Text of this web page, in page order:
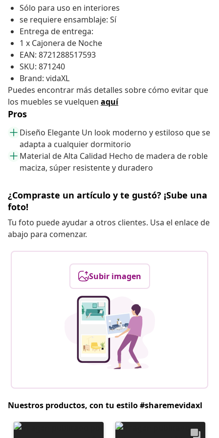
Sólo para uso en interiores
se requiere ensamblaje: Sí
Entrega de entrega:
1 x Cajonera de Noche
EAN: 8721288517593
SKU: 871240
Brand: vidaXL
Puedes encontrar más detalles sobre cómo evitar que
los muebles se vuelquen aquí
Pros
Diseño Elegante Un look moderno y estiloso que se
adapta a cualquier dormitorio
Material de Alta Calidad Hecho de madera de roble
maciza, súper resistente y duradero
¿Compraste un artículo y te gustó? ¡Sube una
foto!
Tu foto puede ayudar a otros clientes. Usa el enlace de
abajo para comenzar.
Subir imagen
Nuestros productos, con tu estilo #sharemevidaxl